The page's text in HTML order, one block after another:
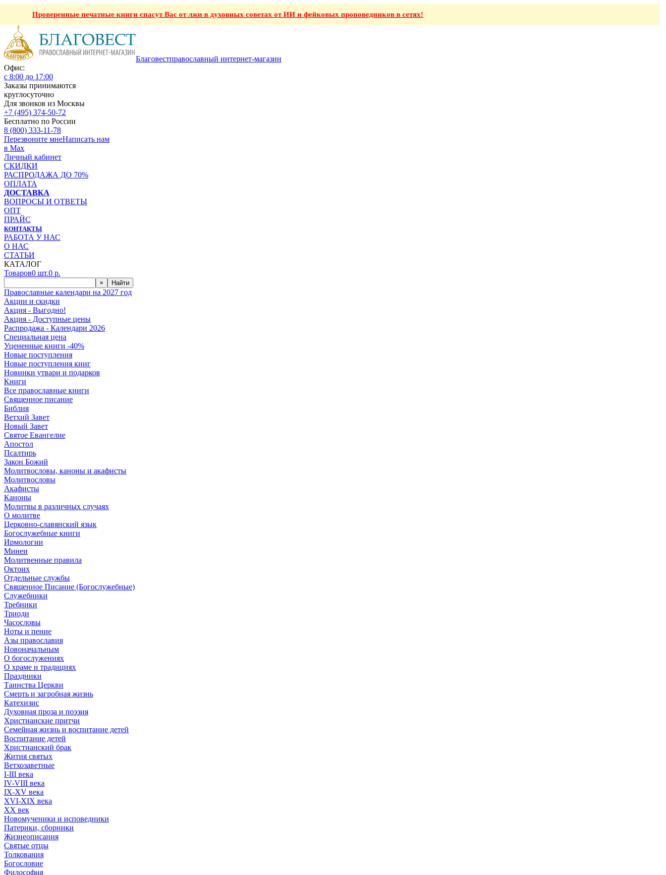
Проверенные печатные книги спасут Вас от лжи в духовных советах от ИИ и фейковых проповедников в сетях!
Благовестправославный интернет-магазин
Офис:
с 8:00 до 17:00
Заказы принимаются
круглосуточно
Для звонков из Москвы
+7 (495) 374-50-72
Бесплатно по России
8 (800) 333-11-78
Перезвоните мнеНаписать нам
в Max
Личный кабинет
СКИДКИ
РАСПРОДАЖА ДО 70%
ОПЛАТА
ДОСТАВКА
ВОПРОСЫ И ОТВЕТЫ
ОПТ
ПРАЙС
КОНТАКТЫ
РАБОТА У НАС
О НАС
СТАТЬИ
КАТАЛОГ
Товаров0 шт.0 р.
× Найти
Православные календари на 2027 год
Акции и скидки
Акция - Выгодно!
Акция - Доступные цены
Распродажа - Календари 2026
Специальная цена
Уцененные книги -40%
Новые поступления
Новые поступления книг
Новинки утвари и подарков
Книги
Все православные книги
Священное писание
Библия
Ветхий Завет
Новый Завет
Святое Евангелие
Апостол
Псалтирь
Закон Божий
Молитвословы, каноны и акафисты
Молитвословы
Акафисты
Каноны
Молитвы в различных случаях
О молитве
Церковно-славянский язык
Богослужебные книги
Ирмологии
Минеи
Молитвенные правила
Октоих
Отдельные службы
Священное Писание (Богослужебные)
Служебники
Требники
Триоди
Часословы
Ноты и пение
Азы православия
Новоначальным
О богослужениях
О храме и традициях
Праздники
Таинства Церкви
Смерть и загробная жизнь
Катехизис
Духовная проза и поэзия
Христианские притчи
Семейная жизнь и воспитание детей
Воспитание детей
Христианский брак
Жития святых
Ветхозаветные
I-III века
IV-VIII века
IX-XV века
XVI-XIX века
XX век
Новомученики и исповедники
Патерики, сборники
Жизнеописания
Святые отцы
Толкования
Богословие
Философия